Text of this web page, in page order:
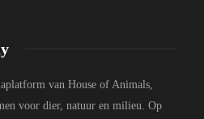
van House of Animals,
voor dier, natuur en milieu. Op